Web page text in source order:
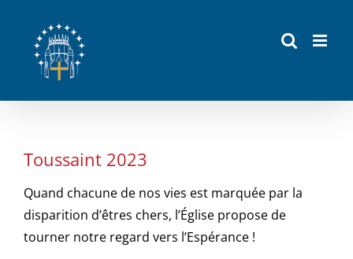
contenu
Toussaint 2023
Quand chacune de nos vies est marquée par la
disparition d’êtres chers, l’Église propose de
tourner notre regard vers l’Espérance !